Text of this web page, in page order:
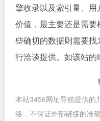
擎收录以及索引量、
价值，最主要还是需
些确切的数据则需要
行洽谈提供。如该站的
本站3456网址导航提供的
络，不保证外部链接的准